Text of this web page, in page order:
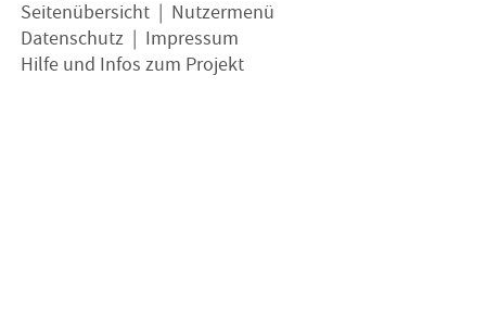
Seitenübersicht
Nutzermenü
Datenschutz
Impressum
Hilfe und Infos zum Projekt